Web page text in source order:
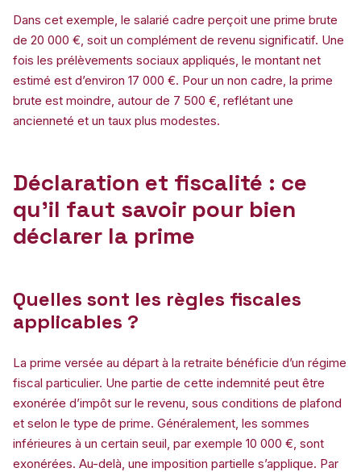
Dans cet exemple, le salarié cadre perçoit une prime brute
de 20 000 €, soit un complément de revenu significatif. Une
fois les prélèvements sociaux appliqués, le montant net
estimé est d’environ 17 000 €. Pour un non cadre, la prime
brute est moindre, autour de 7 500 €, reflétant une
ancienneté et un taux plus modestes.
Déclaration et fiscalité : ce
qu’il faut savoir pour bien
déclarer la prime
Quelles sont les règles fiscales
applicables ?
La prime versée au départ à la retraite bénéficie d’un régime
fiscal particulier. Une partie de cette indemnité peut être
exonérée d’impôt sur le revenu, sous conditions de plafond
et selon le type de prime. Généralement, les sommes
inférieures à un certain seuil, par exemple 10 000 €, sont
exonérées. Au-delà, une imposition partielle s’applique. Par